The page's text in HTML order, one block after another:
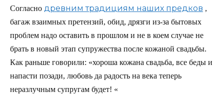
Согласно древним традициям наших предков ,
багаж взаимных претензий, обид, дрязги из-за бытовых
проблем надо оставить в прошлом и не в коем случае не
брать в новый этап супружества после кожаной свадьбы.
Как раньше говорили: «хороша кожана свадьба, все беды и
напасти позади, любовь да радость на века теперь
неразлучным супругам будет! «